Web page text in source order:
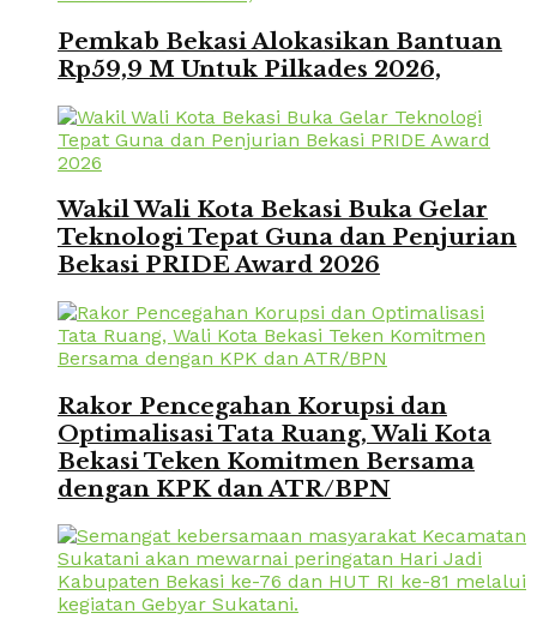
Pemkab Bekasi Alokasikan Bantuan
Rp59,9 M Untuk Pilkades 2026,
Wakil Wali Kota Bekasi Buka Gelar
Teknologi Tepat Guna dan Penjurian
Bekasi PRIDE Award 2026
Rakor Pencegahan Korupsi dan
Optimalisasi Tata Ruang, Wali Kota
Bekasi Teken Komitmen Bersama
dengan KPK dan ATR/BPN